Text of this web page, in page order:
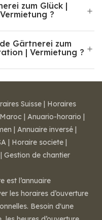
zum Glück |
?
Gärtnerei zum
| Vermietung ?
Suisse | Horaires
| Anuario-horario |
| Annuaire inversé |
| Horaire societe |
| Gestion de chantier
est l’annuaire
les horaires d’ouverture
Besoin d'une